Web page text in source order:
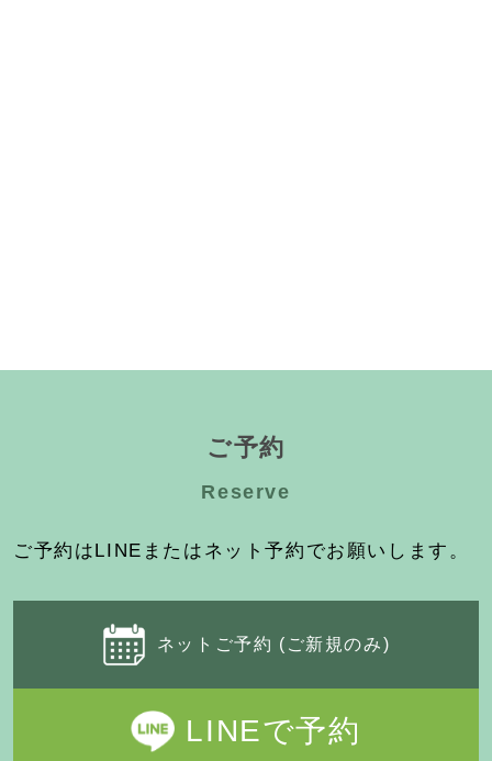
ご予約
Reserve
ご予約はLINEまたはネット予約でお願いします。
ネットご予約 (ご新規のみ)
LINEで予約